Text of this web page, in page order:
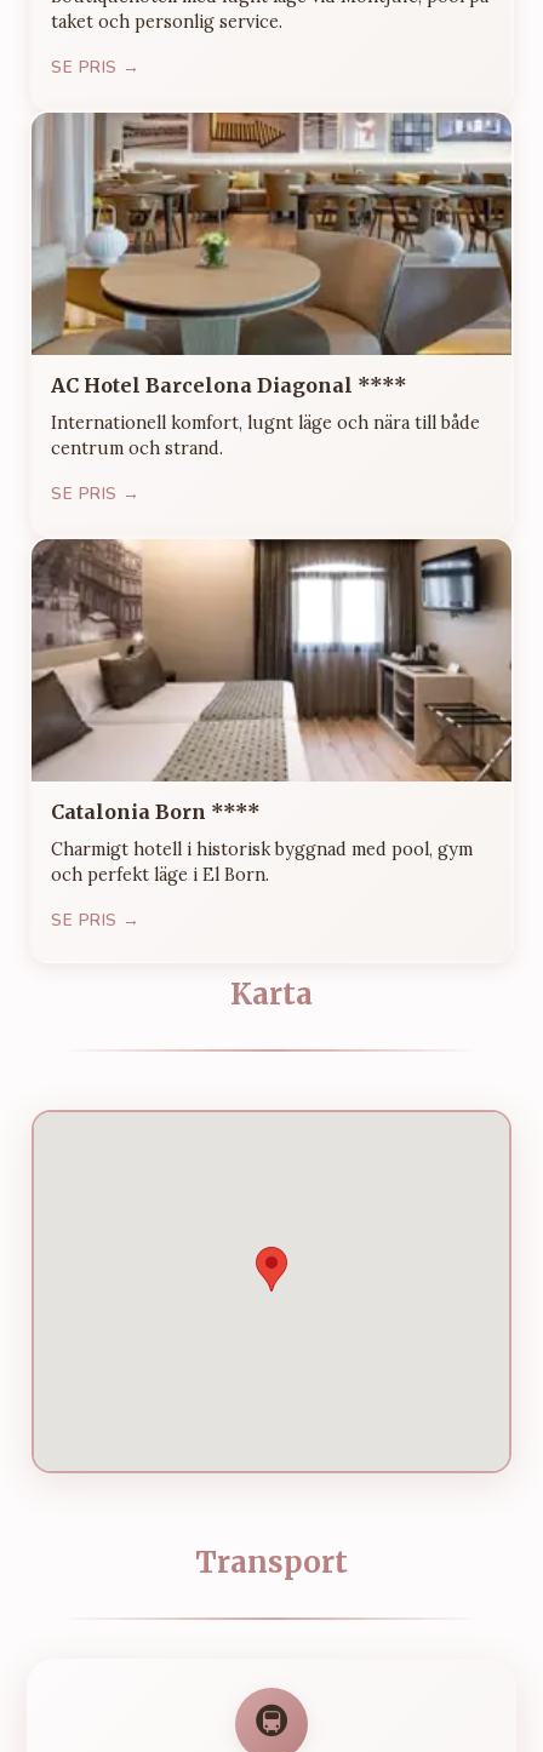
taket och personlig service.
SE PRIS →
AC Hotel Barcelona Diagonal ****
Internationell komfort, lugnt läge och nära till både
centrum och strand.
SE PRIS →
Catalonia Born ****
Charmigt hotell i historisk byggnad med pool, gym
och perfekt läge i El Born.
SE PRIS →
Karta
Transport
🚇